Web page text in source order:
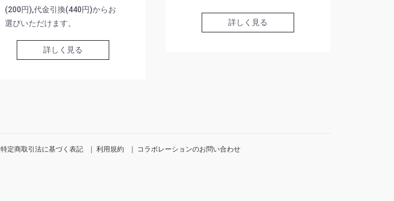
(200円),代金引換(440円)からお
選びいただけます。
詳しく見る
詳しく見る
特定商取引法に基づく表記 ｜ 利用規約 ｜
コラボレーションのお問い合わせ